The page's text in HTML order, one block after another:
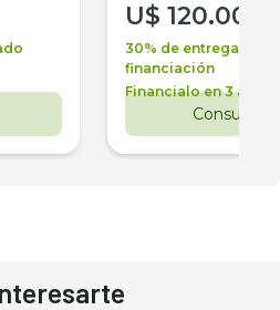
U$ 120.000
30% de entrega +
financiación
Financialo en 3 años
Consultar